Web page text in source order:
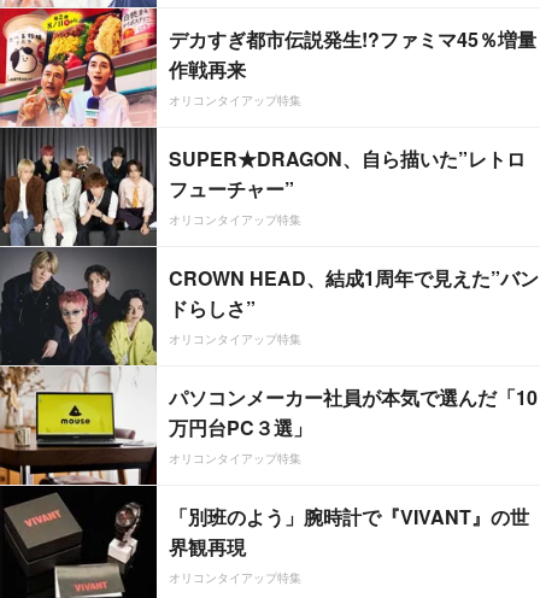
デカすぎ都市伝説発生!?ファミマ45％増量
作戦再来
オリコンタイアップ特集
SUPER★DRAGON、自ら描いた”レトロ
フューチャー”
オリコンタイアップ特集
CROWN HEAD、結成1周年で見えた”バン
ドらしさ”
オリコンタイアップ特集
パソコンメーカー社員が本気で選んだ「10
万円台PC３選」
オリコンタイアップ特集
「別班のよう」腕時計で『VIVANT』の世
界観再現
オリコンタイアップ特集